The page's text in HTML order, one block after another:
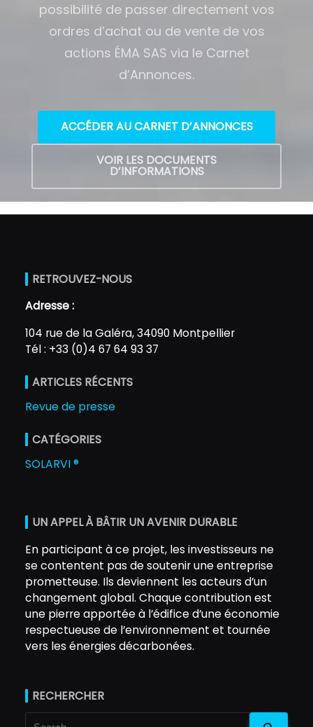
possibilité de passer directement vos
ordres d’achat ou de vente de vos
actions ÉMA SAS via le Carnet
d’Annonces.
ACCÉDER AU CARNET D’ANNONCES
VOIR LES DOCUMENTS
D’INFORMATIONS
RETROUVEZ-NOUS
Adresse :
104 rue de la Galéra, 34090 Montpellier
Tél : +33 (0)4 67 64 93 37
ARTICLES RÉCENTS
Revue de presse
CATÉGORIES
SOLARVI ®
UN APPEL À BÂTIR UN AVENIR DURABLE
En participant à ce projet, les investisseurs ne
se contentent pas de soutenir une entreprise
prometteuse. Ils deviennent les acteurs d’un
changement global. Chaque contribution est
une pierre apportée à l’édifice d’une économie
respectueuse de l’environnement et tournée
vers les énergies décarbonées.
RECHERCHER
Search